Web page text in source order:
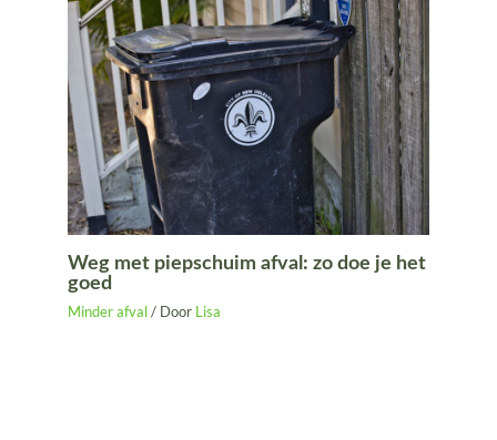
Weg met piepschuim afval: zo doe je het
goed
Minder afval/ Door Lisa